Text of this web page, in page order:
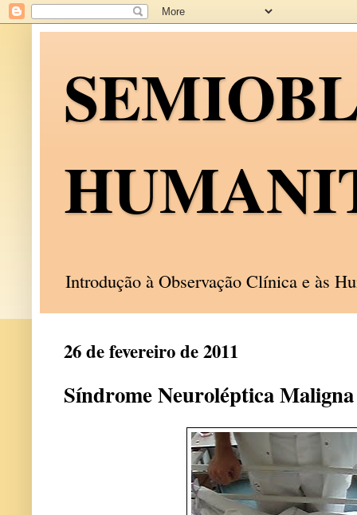
Introdução à Observação Clínica e às
26 de fevereiro de 2011
Síndrome Neuroléptica Maligna